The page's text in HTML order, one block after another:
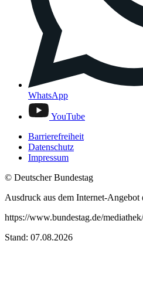
WhatsApp
YouTube
Barrierefreiheit
Datenschutz
Impressum
© Deutscher Bundestag
Ausdruck aus dem Internet-Angebot
https://www.bundestag.de/
Stand: 07.08.2026